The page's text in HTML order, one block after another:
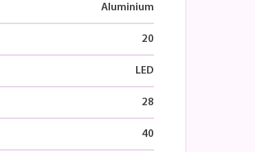
Aluminium
20
LED
28
40